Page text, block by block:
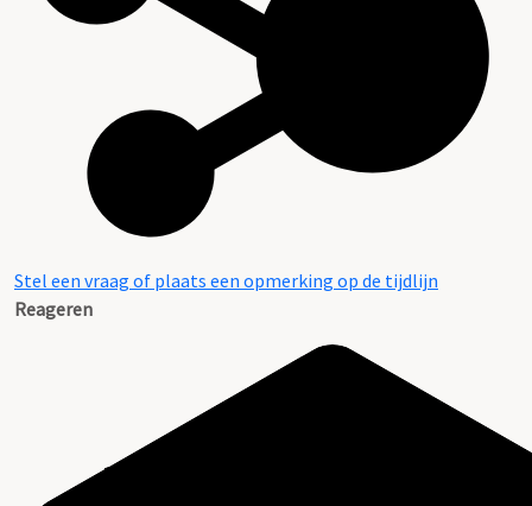
Stel een vraag of plaats een opmerking op de tijdlijn
Reageren